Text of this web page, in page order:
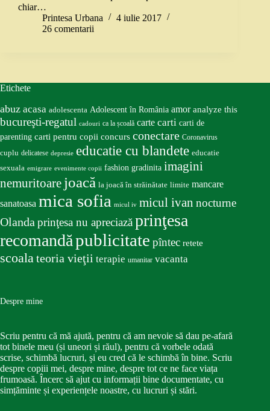
chiar…
Printesa Urbana
4 iulie 2017
26 comentarii
Etichete
abuz acasa adolescenta Adolescent în România amor analyze this
bucureşti-regatul cadouri ca la școală carte carti carti de
parenting carti pentru copii concurs conectare Coronavirus
cuplu delicatese depresie educatie cu blandete educatie
sexuala emigrare evenimente copii fashion gradinita imagini
nemuritoare joacă la joacă în străinătate limite mancare
sanatoasa mica sofia micul iv micul ivan nocturne
Olandaprinţesa nu apreciazăprinţesa
recomandăpublicitate pîntec retete
scoalateoria vieţii terapie umanitar vacanta
Despre mine
Scriu pentru că mă ajută, pentru că am nevoie să dau pe-afară
tot binele meu (și uneori și răul), pentru că vorbele odată
scrise, schimbă lucruri, și eu cred că le schimbă în bine. Scriu
despre copiii mei, despre mine, despre tot ce ne face viața
frumoasă. Încerc să ajut cu informații bine documentate, cu
simțăminte și experiențele noastre, cu lucruri și stări.